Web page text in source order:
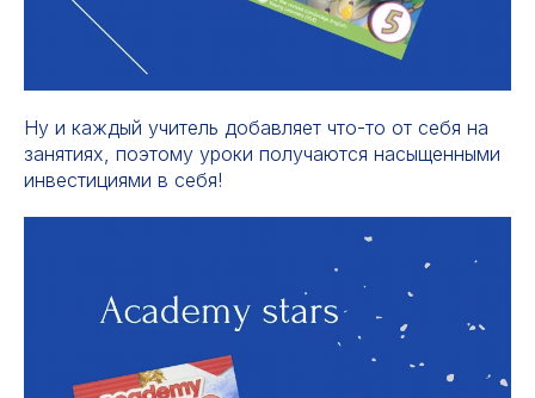
Ну и каждый учитель добавляет что-то от себя на
занятиях, поэтому уроки получаются насыщенными
инвестициями в себя!